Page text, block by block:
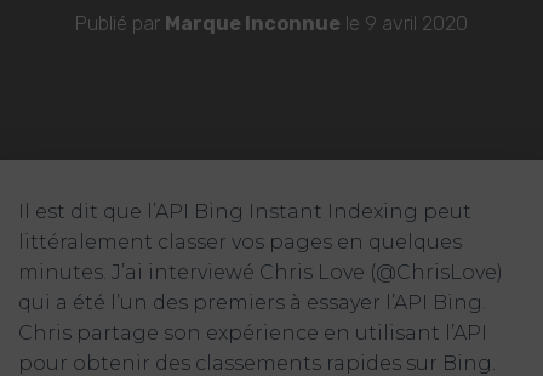
Publié par Marque Inconnue le 9 avril 2020
Il est dit que l’API Bing Instant Indexing peut
littéralement classer vos pages en quelques
minutes. J’ai interviewé Chris Love (@ChrisLove)
qui a été l’un des premiers à essayer l’API Bing.
Chris partage son expérience en utilisant l’API
pour obtenir des classements rapides sur Bing.